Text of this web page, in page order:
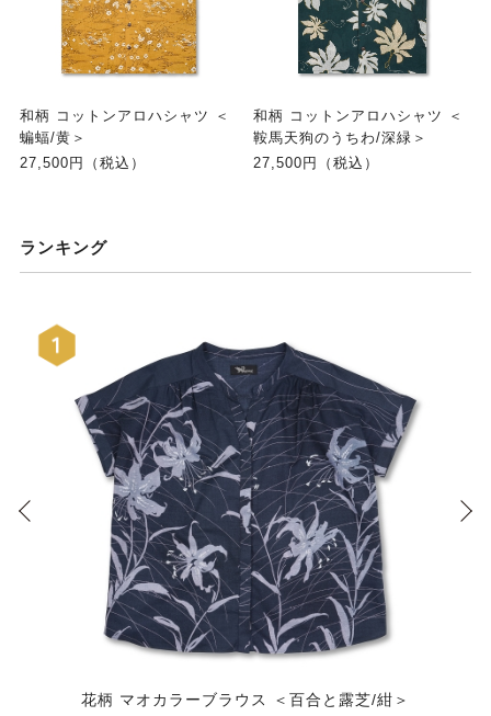
和柄 コットンアロハシャツ ＜
蝙蝠/黄＞
27,500円（税込）
和柄 コットンアロハシャツ ＜
鞍馬天狗のうちわ/深緑＞
27,500円（税込）
ランキング
花柄 マオカラーブラウス ＜百合と露芝/紺＞